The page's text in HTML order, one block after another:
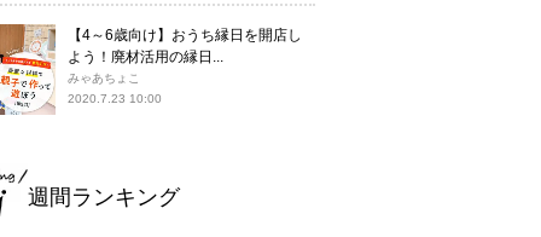
【4～6歳向け】おうち縁日を開店し
よう！廃材活用の縁日...
みゃあちょこ
2020.7.23 10:00
週間ランキング